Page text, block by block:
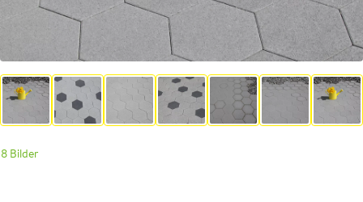
8 Bilder